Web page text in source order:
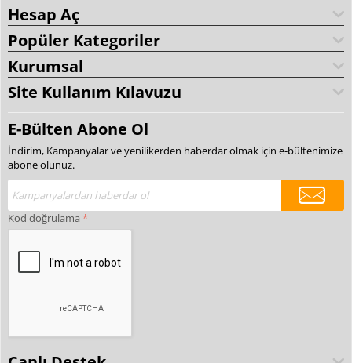
Hesap Aç
Popüler Kategoriler
Kurumsal
Site Kullanım Kılavuzu
E-Bülten Abone Ol
İndirim, Kampanyalar ve yenilikerden haberdar olmak için e-bültenimize
abone olunuz.
Kod doğrulama